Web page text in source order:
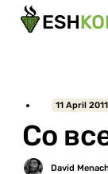
Со
11 April 2011